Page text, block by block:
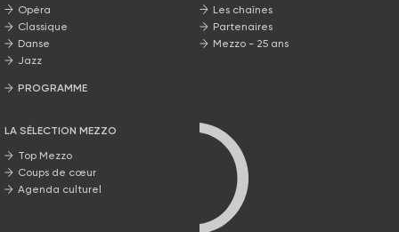
Opéra
Classique
Danse
Jazz
PROGRAMME
LA SÉLECTION MEZZO
Top Mezzo
Coups de cœur
Agenda culturel
Les chaînes
Partenaires
Mezzo - 25 ans